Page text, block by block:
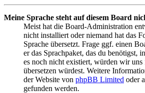
Meine Sprache steht auf diesem Board
Meist hat die Board-Administration
nicht installiert oder niemand hat das
Sprache übersetzt. Frage ggf. einen
er das Sprachpaket, das du benötigst,
es noch nicht existiert, würden wir uns
übersetzen würdest. Weitere
der Website von phpBB Limited oder
gefunden werden.